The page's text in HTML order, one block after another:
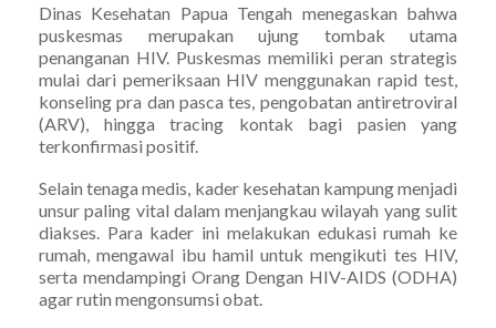
Dinas Kesehatan Papua Tengah menegaskan bahwa
puskesmas merupakan ujung tombak utama
penanganan HIV. Puskesmas memiliki peran strategis
mulai dari pemeriksaan HIV menggunakan rapid test,
konseling pra dan pasca tes, pengobatan antiretroviral
(ARV), hingga tracing kontak bagi pasien yang
terkonfirmasi positif.
Selain tenaga medis, kader kesehatan kampung menjadi
unsur paling vital dalam menjangkau wilayah yang sulit
diakses. Para kader ini melakukan edukasi rumah ke
rumah, mengawal ibu hamil untuk mengikuti tes HIV,
serta mendampingi Orang Dengan HIV-AIDS (ODHA)
agar rutin mengonsumsi obat.